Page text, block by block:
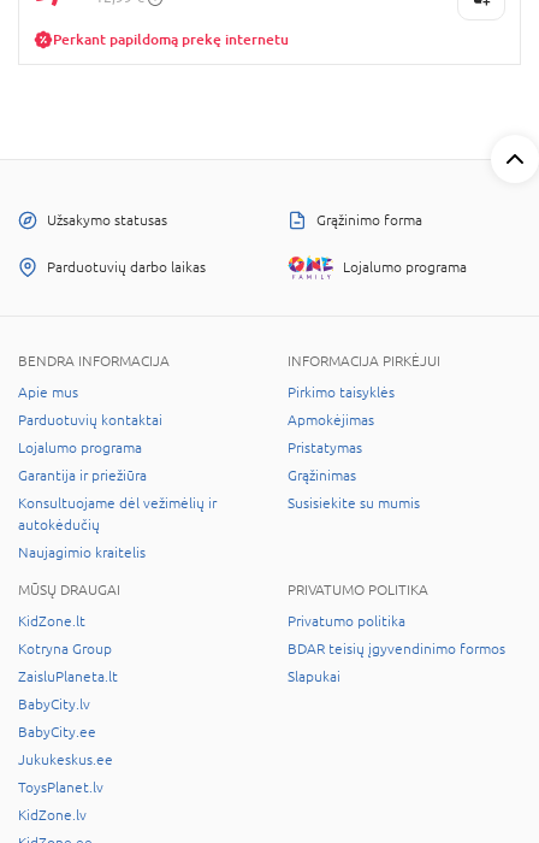
Perkant papildomą prekę internetu
Užsakymo statusas Grąžinimo forma
Parduotuvių darbo laikas Lojalumo programa
BENDRA INFORMACIJA
Apie mus
Parduotuvių kontaktai
Lojalumo programa
Garantija ir priežiūra
Konsultuojame dėl vežimėlių ir
autokėdučių
Naujagimio kraitelis
INFORMACIJA PIRKĖJUI
Pirkimo taisyklės
Apmokėjimas
Pristatymas
Grąžinimas
Susisiekite su mumis
MŪSŲ DRAUGAI
KidZone.lt
Kotryna Group
ZaisluPlaneta.lt
BabyCity.lv
BabyCity.ee
Jukukeskus.ee
ToysPlanet.lv
KidZone.lv
PRIVATUMO POLITIKA
Privatumo politika
BDAR teisių įgyvendinimo formos
Slapukai